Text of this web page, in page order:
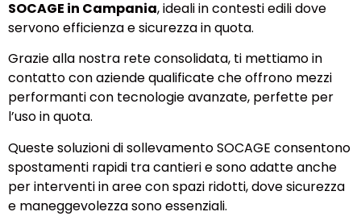
SOCAGE in Campania, ideali in contesti edili dove
servono efficienza e sicurezza in quota.
Grazie alla nostra rete consolidata, ti mettiamo in
contatto con aziende qualificate che offrono mezzi
performanti con tecnologie avanzate, perfette per
l’uso in quota.
Queste soluzioni di sollevamento SOCAGE consentono
spostamenti rapidi tra cantieri e sono adatte anche
per interventi in aree con spazi ridotti, dove sicurezza
e maneggevolezza sono essenziali.